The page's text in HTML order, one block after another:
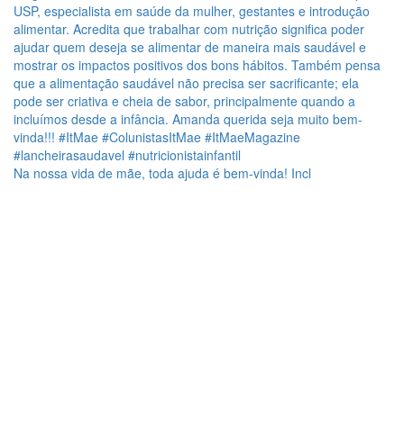
Na nossa vida de mãe, toda ajuda é bem-vinda! Incl